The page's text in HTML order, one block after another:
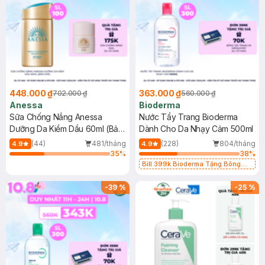
448.000 ₫702.000 ₫
Anessa
Sữa Chống Nắng Anessa
Dưỡng Da Kiềm Dầu 60ml (Bản
Mới)
4.9 (44)
481/tháng
35%
363.000 ₫560.000 ₫
Bioderma
Nước Tẩy Trang Bioderma
Dành Cho Da Nhạy Cảm 500ml
4.9 (228)
804/tháng
38%
Bill 399k Bioderma Tặng Bông
-39% -25 %